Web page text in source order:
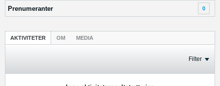
Prenumeranter 0
AKTIVITETER OM MEDIA
Filter